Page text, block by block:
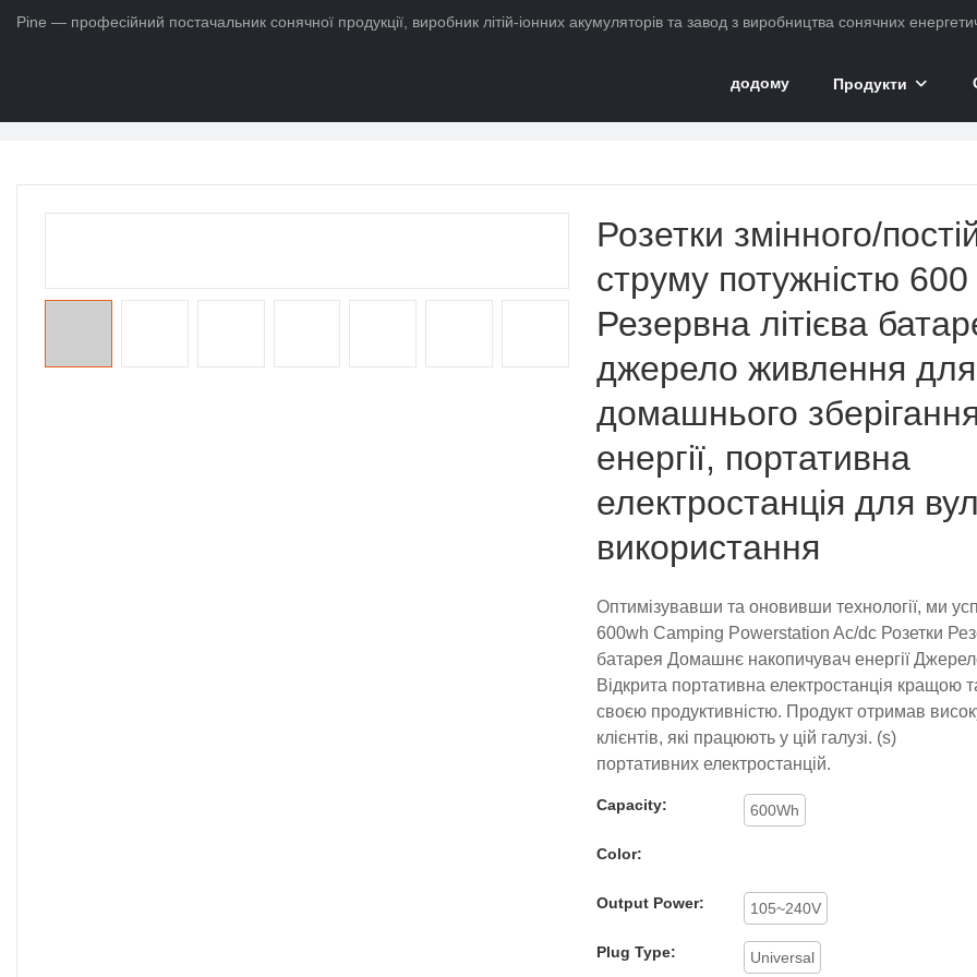
Pine — професійний постачальник сонячної продукції, виробник літій-іонних акумуляторів та завод з виробництва сонячних
додому Продукти
Розетки змінного/
струму потужністю 600
Резервна літієва
джерело живлення для
домашнього зберігання
енергії, портативна
електростанція для
використання
Оптимізувавши та оновивши технології, ми
600wh Camping Powerstation Ac/dc Розетки
батарея Домашнє накопичувач енергії
Відкрита портативна електростанція кращою
своєю продуктивністю. Продукт отримав
клієнтів, які працюють у цій галузі. (s)
портативних електростанцій.
Capacity: 600Wh
Color:
Output Power: 105~240V
Plug Type: Universal